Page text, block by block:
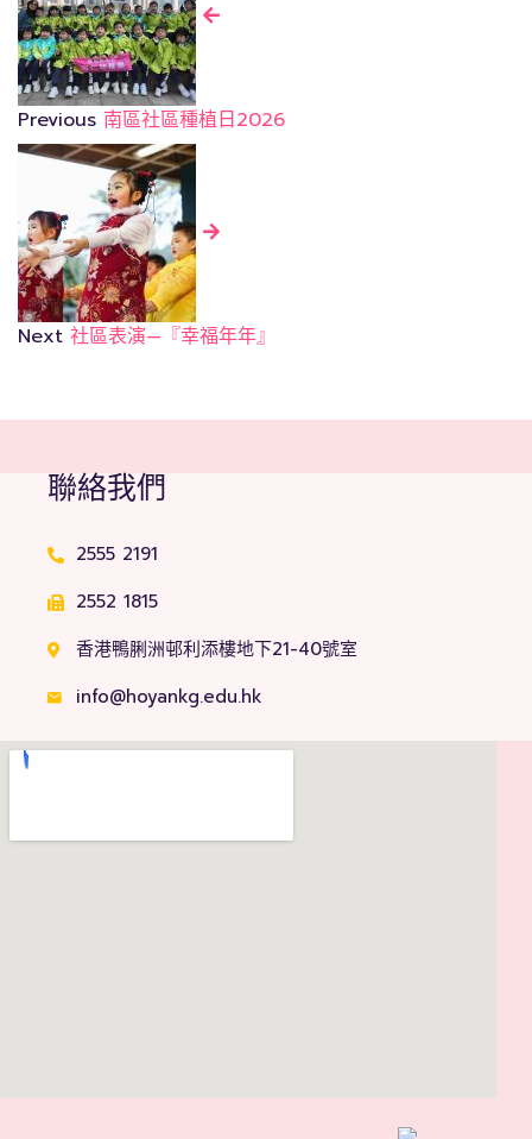
Previous 南區社區種植日2026
Next 社區表演—『幸福年年』
聯絡我們
2555 2191
2552 1815
香港鴨脷洲邨利添樓地下21-40號室
info@hoyankg.edu.hk